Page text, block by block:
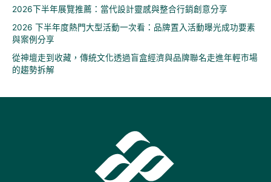
2026下半年展覽推薦：當代設計靈感與整合行銷創意分享
2026 下半年度熱門大型活動一次看：品牌置入活動曝光成功要素
與案例分享
從神壇走到收藏，傳統文化透過盲盒經濟與品牌聯名走進年輕市場
的趨勢拆解